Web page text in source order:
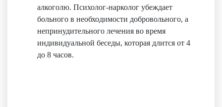
алкоголю. Психолог-нарколог убеждает
больного в необходимости добровольного, а
непринудительного лечения во время
индивидуальной беседы, которая длится от 4
до 8 часов.